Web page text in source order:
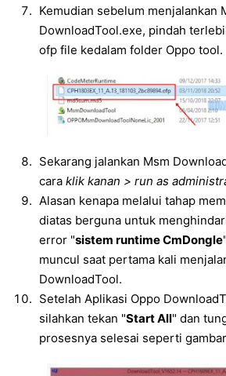
Kemudian sebelum menjalankan
DownloadTool.exe, pindah
ofp file kedalam folder Oppo tool.
Sekarang jalankan Msm
cara klik kanan > run as
Alasan kenapa melalui tahap
diatas berguna untuk
error "sistem runtime CmDongle
muncul saat pertama kali
DownloadTool.
Setelah Aplikasi Oppo
silahkan tekan "Start All" dan
prosesnya selesai seperti